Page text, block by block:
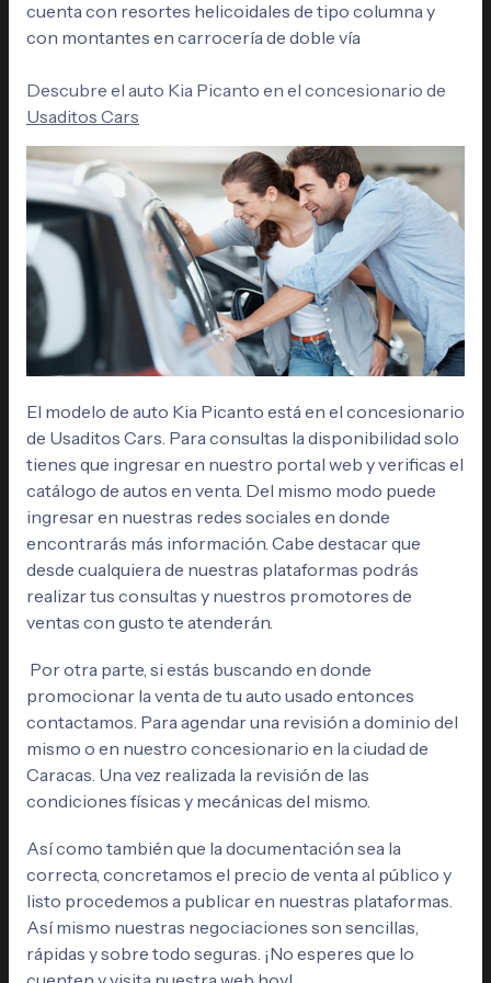
cuenta con resortes helicoidales de tipo columna y
con montantes en carrocería de doble vía
Descubre el auto Kia Picanto en el concesionario de
Usaditos Cars
El modelo de auto Kia Picanto está en el concesionario
de Usaditos Cars. Para consultas la disponibilidad solo
tienes que ingresar en nuestro portal web y verificas el
catálogo de autos en venta. Del mismo modo puede
ingresar en nuestras redes sociales en donde
encontrarás más información. Cabe destacar que
desde cualquiera de nuestras plataformas podrás
realizar tus consultas y nuestros promotores de
ventas con gusto te atenderán.
Por otra parte, si estás buscando en donde
promocionar la venta de tu auto usado entonces
contactamos. Para agendar una revisión a dominio del
mismo o en nuestro concesionario en la ciudad de
Caracas. Una vez realizada la revisión de las
condiciones físicas y mecánicas del mismo.
Así como también que la documentación sea la
correcta, concretamos el precio de venta al público y
listo procedemos a publicar en nuestras plataformas.
Así mismo nuestras negociaciones son sencillas,
rápidas y sobre todo seguras. ¡No esperes que lo